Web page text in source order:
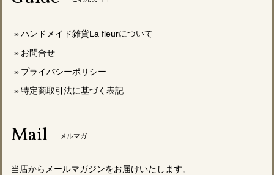
ハンドメイド雑貨La fleurについて
お問合せ
プライバシーポリシー
特定商取引法に基づく表記
Mail メルマガ
当店からメールマガジンをお届けいたします。